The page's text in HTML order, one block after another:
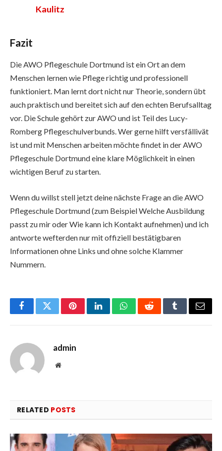
Kaulitz
Fazit
Die AWO Pflegeschule Dortmund ist ein Ort an dem
Menschen lernen wie Pflege richtig und professionell
funktioniert. Man lernt dort nicht nur Theorie, sondern übt
auch praktisch und bereitet sich auf den echten Berufsalltag
vor. Die Schule gehört zur AWO und ist Teil des Lucy-
Romberg Pflegeschulverbunds. Wer gerne hilft versfällivät
ist und mit Menschen arbeiten möchte findet in der AWO
Pflegeschule Dortmund eine klare Möglichkeit in einen
wichtigen Beruf zu starten.
Wenn du willst stell jetzt deine nächste Frage an die AWO
Pflegeschule Dortmund (zum Beispiel Welche Ausbildung
passt zu mir oder Wie kann ich Kontakt aufnehmen) und ich
antworte wefterden nur mit offiziell bestätigbaren
Informationen ohne Links und ohne solche Klammer
Nummern.
FacebookTwitterPinterestLinkedInWhatsAppRedditTumblrEmail
admin
Website
RELATED POSTS